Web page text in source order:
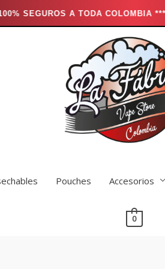
A TODA COLOMBIA *** --- *** POR
Pouches Accesorios
0